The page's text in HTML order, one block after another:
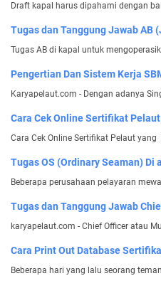
Draft kapal harus dipahami dengan
Tugas dan Tanggung Jawab AB
Tugas AB di kapal untuk
Pengertian Dan Sistem Kerja
Karyapelaut.com - Dengan adanya
Cara Cek Online Sertifikat
Cara Cek Online Sertifikat Pelaut
Tugas OS (Ordinary Seaman) Di
Beberapa perusahaan pelayaran
Tugas dan Tanggung Jawab
karyapelaut.com - Chief Officer atau
Cara Print Out Database
Beberapa hari yang lalu seorang